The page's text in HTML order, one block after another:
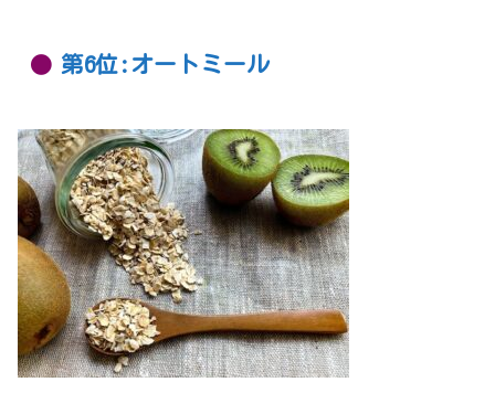
第6位:オートミール